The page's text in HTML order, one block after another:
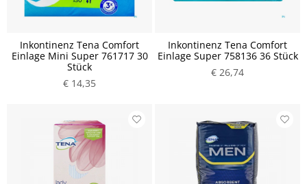
Inkontinenz Tena Comfort
Einlage Mini Super 761717 30
Stück
€ 14,35
Inkontinenz Tena Comfort
Einlage Super 758136 36 Stück
€ 26,74